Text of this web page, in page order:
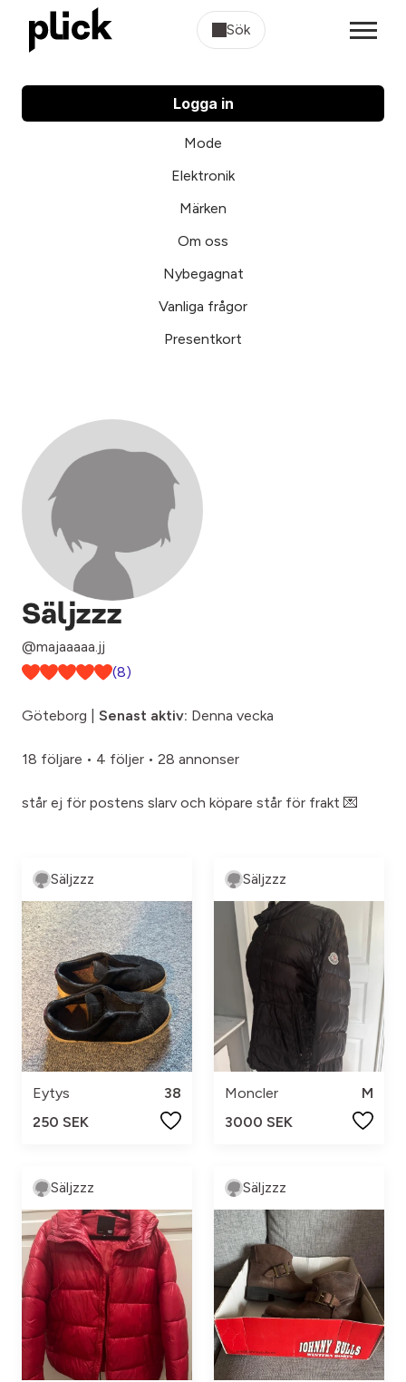
Sök
Logga in
Mode
Elektronik
Märken
Om oss
Nybegagnat
Vanliga frågor
Presentkort
Säljzzz
@majaaaaa.jj
(8)
Göteborg | Senast aktiv: Denna vecka
18 följare • 4 följer • 28 annonser
står ej för postens slarv och köpare står för frakt 💌
Säljzzz
Eytys
38
250 SEK
Säljzzz
Moncler
M
3000 SEK
Säljzzz Säljzzz